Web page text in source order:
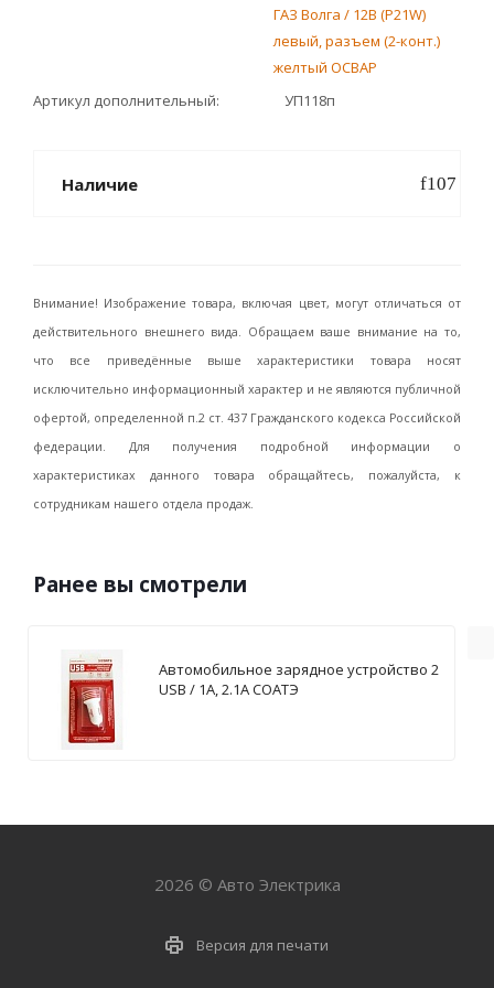
ГАЗ Волга / 12В (P21W)
левый, разъем (2-конт.)
желтый ОСВАР
Артикул дополнительный
УП118п
Наличие
Внимание! Изображение товара, включая цвет, могут отличаться от
действительного внешнего вида. Обращаем ваше внимание на то,
что все приведённые выше характеристики товара носят
исключительно информационный характер и не являются публичной
офертой, определенной п.2 ст. 437 Гражданского кодекса Российской
федерации. Для получения подробной информации о
характеристиках данного товара обращайтесь, пожалуйста, к
сотрудникам нашего отдела продаж.
Ранее вы смотрели
Автомобильное зарядное устройство 2
USB / 1А, 2.1А СОАТЭ
2026 © Авто Электрика
Версия для печати